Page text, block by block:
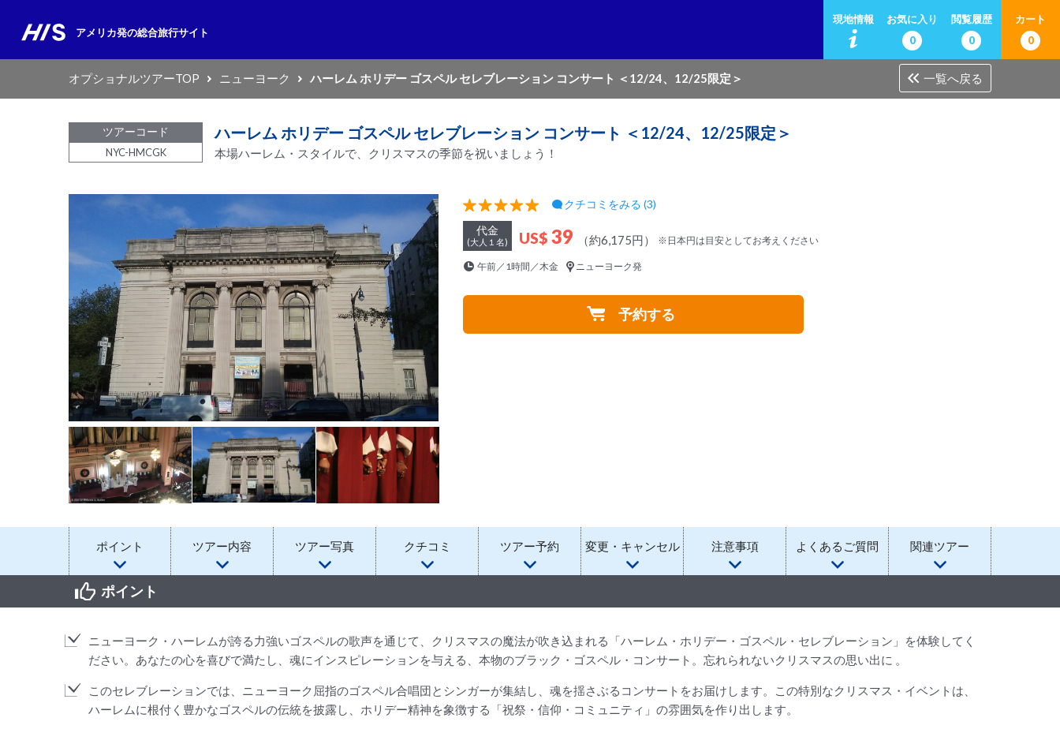
アメリカ発の総合旅行サイト
現地情報
お気に入り
0
閲覧履歴
0
カート
0
オプショナルツアーTOP ニューヨーク ハーレム ホリデー ゴスペル セレブレーション コンサート ＜12/24、12/25限定＞ 一覧へ戻る
ツアーコード
NYC-HMCGK
ハーレム ホリデー ゴスペル セレブレーション コンサート ＜12/24、12/25限定＞
本場ハーレム・スタイルで、クリスマスの季節を祝いましょう！
クチコミをみる (3)
代金
(大人１名) US$ 39 （約6,175円） ※日本円は目安としてお考えください
午前／1時間／木金 ニューヨーク発
予約する
ポイント ツアー内容 ツアー写真 クチコミ ツアー予約 変更・キャンセル 注意事項 よくあるご質問 関連ツアー
ポイント
ニューヨーク・ハーレムが誇る力強いゴスペルの歌声を通じて、クリスマスの魔法が吹き込まれる「ハーレム・ホリデー・ゴスペル・セレブレーション」を体験してく
ださい。あなたの心を喜びで満たし、魂にインスピレーションを与える、本物のブラック・ゴスペル・コンサート。忘れられないクリスマスの思い出に 。
このセレブレーションでは、ニューヨーク屈指のゴスペル合唱団とシンガーが集結し、魂を揺さぶるコンサートをお届けします。この特別なクリスマス・イベントは、
ハーレムに根付く豊かなゴスペルの伝統を披露し、ホリデー精神を象徴する「祝祭・信仰・コミュニティ」の雰囲気を作り出します。